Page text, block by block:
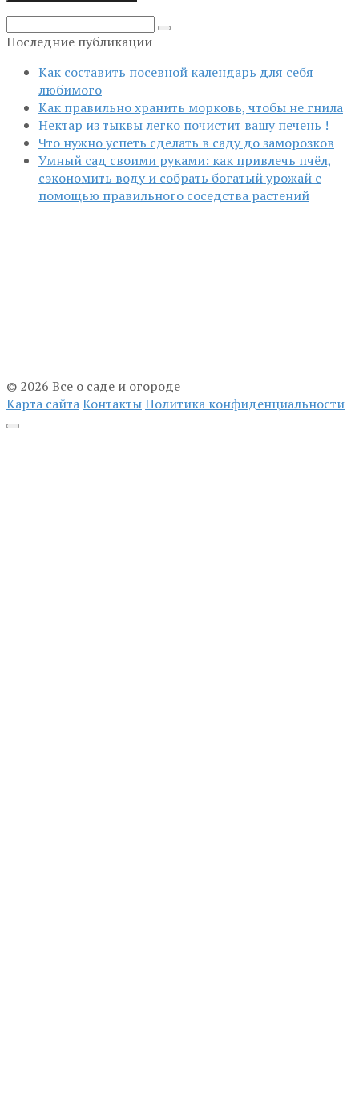
Поиск:
Последние публикации
Как составить посевной календарь для себя
любимого
Как правильно хранить морковь, чтобы не гнила
Нектар из тыквы легко почистит вашу печень !
Что нужно успеть сделать в саду до заморозков
Умный сад своими руками: как привлечь пчёл,
сэкономить воду и собрать богатый урожай с
помощью правильного соседства растений
© 2026 Все о саде и огороде
Карта сайтаКонтактыПолитика конфиденциальности